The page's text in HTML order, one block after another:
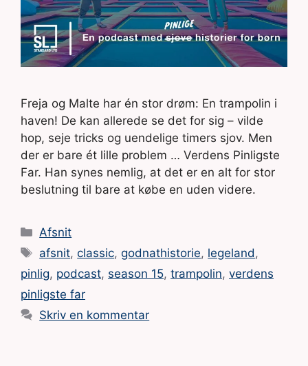
Freja og Malte har én stor drøm: En trampolin i
haven! De kan allerede se det for sig – vilde
hop, seje tricks og uendelige timers sjov. Men
der er bare ét lille problem … Verdens Pinligste
Far. Han synes nemlig, at det er en alt for stor
beslutning til bare at købe en uden videre.
Kategorier
Afsnit
Tags
afsnit,classic,godnathistorie, legeland,
pinlig, podcast, season 15, trampolin, verdens
pinligste far
Skriv en kommentar